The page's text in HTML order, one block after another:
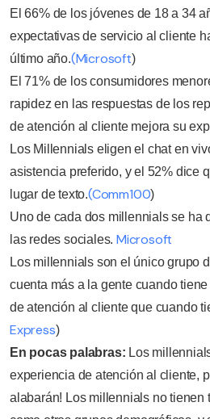
El 66% de los jóvenes de 18 a 34
expectativas de servicio al cliente
último año.(Microsoft)
El 71% de los consumidores
rapidez en las respuestas de los
de atención al cliente mejora su
Los Millennials eligen el chat en
asistencia preferido, y el 52% dice
lugar de texto.(Comm100)
Uno de cada dos millennials se ha
las redes sociales. Microsoft
Los millennials son el único grupo
cuenta más a la gente cuando
de atención al cliente que cuando
Express)
En pocas palabras: Los
experiencia de atención al cliente,
alabarán! Los millennials no tienen